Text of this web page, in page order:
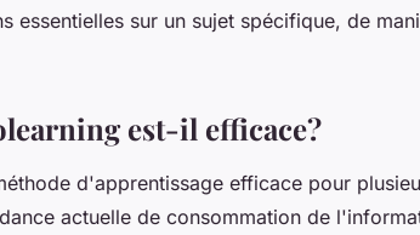
essentielles sur un sujet spécifique, de
est-il efficace?
d'apprentissage efficace pour
actuelle de consommation de